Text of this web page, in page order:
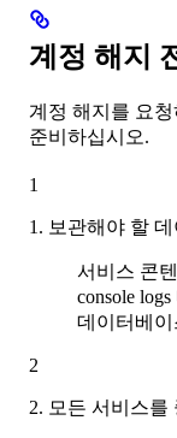
계정 해지
계정 해지를 요
준비하십시오.
1
1. 보관해야 할
서비스 콘
console logs
데이터베이
2
2. 모든 서비스를